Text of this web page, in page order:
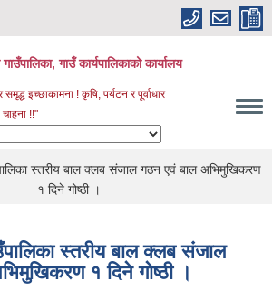
गाउँ कार्यपालिकाको कार्यालय
इच्छाकामना ! कृषि, पर्यटन र पूर्वाधार
चाहना !!"
स्तरीय बाल क्लब संजाल गठन एवं बाल अभिमुखिकरण
१ दिने गोष्ठी ।
स्तरीय बाल क्लब संजाल
१ दिने गोष्ठी ।